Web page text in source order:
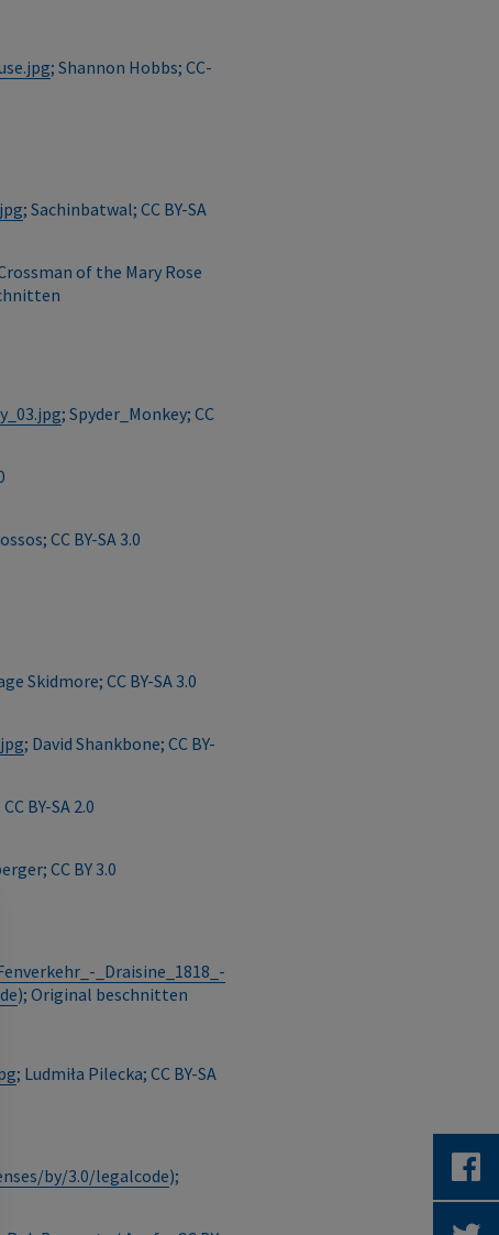
; Shannon Hobbs; CC-
; Sachinbatwal; CC BY-SA
of the Mary Rose
; Spyder_Monkey; CC
CC BY-SA 3.0
Skidmore; CC BY-SA 3.0
; David Shankbone; CC BY-
BY-SA 2.0
CC BY 3.0
_Draisine_1818_-
); Original beschnitten
; Ludmiła Pilecka; CC BY-SA
by/3.0/legalcode);